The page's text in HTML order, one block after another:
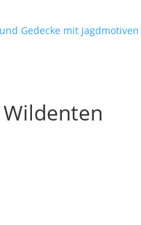
Gedecke mit Jagdmotiven